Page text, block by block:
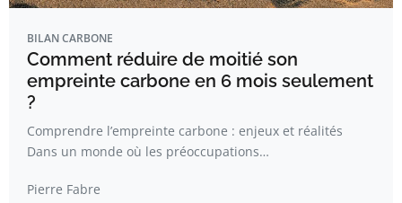
BILAN CARBONE
Comment réduire de moitié son
empreinte carbone en 6 mois seulement
?
Comprendre l’empreinte carbone : enjeux et réalités
Dans un monde où les préoccupations…
Pierre Fabre